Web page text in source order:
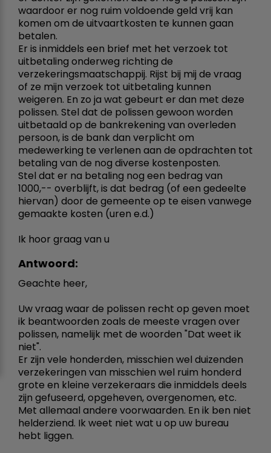
waardoor er nog ruim voldoende geld vrij kan
komen om de uitvaartkosten te kunnen gaan
betalen.
Er is inmiddels een brief met het verzoek tot
uitbetaling onderweg richting de
verzekeringsmaatschappij. Rijst bij mij de vraag
of ze mijn verzoek tot uitbetaling kunnen
weigeren. En zo ja wat gebeurt er dan met deze
polissen. Stel dat de polissen gewoon worden
uitbetaald op de bankrekening van overleden
persoon, is de bank dan verplicht om
medewerking te verlenen aan de opdrachten tot
betaling van de nog diverse kostenposten.
Stel dat er na betaling nog een bedrag van 
1000,-- overblijft, is dat bedrag (of een gedeelte
hiervan) door de gemeente op te eisen vanwege
gemaakte kosten (uren e.d.)
Ik hoor graag van u
Antwoord:
Geachte heer,
Uw vraag waar de polissen recht op geven moet
ik beantwoorden zoals de meeste vragen over
polissen, namelijk met de woorden "Dat weet ik
niet".
Er zijn vele honderden, misschien wel duizenden
verzekeringen van misschien wel ruim honderd
grote en kleine verzekeraars die inmiddels deels
zijn gefuseerd, opgeheven, overgenomen, etc.
Met allemaal andere voorwaarden. En ik ben niet
helderziend. Ik weet niet wat u op uw bureau
hebt liggen.